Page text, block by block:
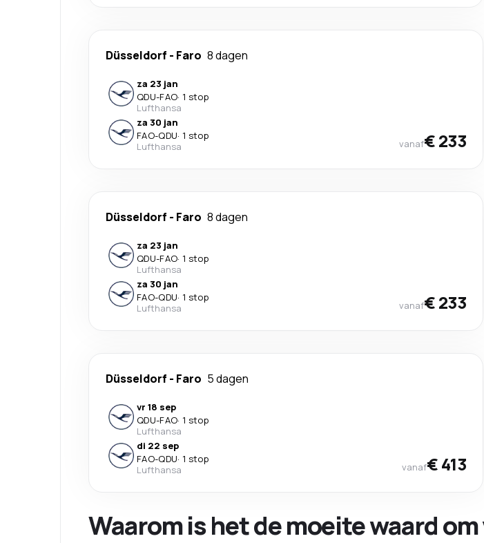
Düsseldorf - Faro 8 dagen
za 23 jan
QDU-FAO· 1 stop
Lufthansa
za 30 jan
FAO-QDU· 1 stop
Lufthansa
vanaf€ 233
Düsseldorf - Faro 8 dagen
za 23 jan
QDU-FAO· 1 stop
Lufthansa
za 30 jan
FAO-QDU· 1 stop
Lufthansa
vanaf€ 233
Düsseldorf - Faro 5 dagen
vr 18 sep
QDU-FAO· 1 stop
Lufthansa
di 22 sep
FAO-QDU· 1 stop
Lufthansa
vanaf€ 413
Waarom is het de moeite waard